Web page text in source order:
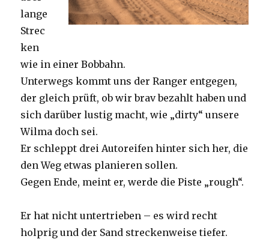
lange
Strec
ken
wie in einer Bobbahn.
Unterwegs kommt uns der Ranger entgegen,
der gleich prüft, ob wir brav bezahlt haben und
sich darüber lustig macht, wie „dirty“ unsere
Wilma doch sei.
Er schleppt drei Autoreifen hinter sich her, die
den Weg etwas planieren sollen.
Gegen Ende, meint er, werde die Piste „rough“.
Er hat nicht untertrieben – es wird recht
holprig und der Sand streckenweise tiefer.